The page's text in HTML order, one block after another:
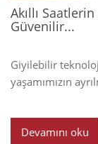
Akıllı
Güvenilir...
Giyilebilir
yaşamımızın
Devamını oku